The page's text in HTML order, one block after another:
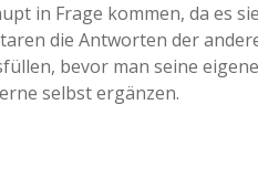
in Frage kommen, da es
die Antworten der
bevor man seine
selbst ergänzen.